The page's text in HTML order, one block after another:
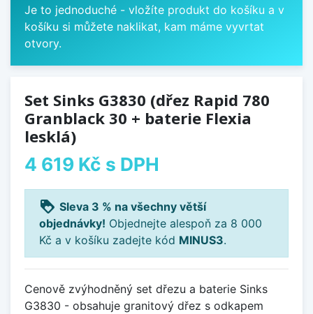
Je to jednoduché - vložíte produkt do košíku a v
košíku si můžete naklikat, kam máme vyvrtat
otvory.
Set Sinks G3830 (dřez Rapid 780
Granblack 30 + baterie Flexia
lesklá)
4 619 Kč s DPH
loyalty Sleva 3 % na všechny větší
objednávky! Objednejte alespoň za 8 000
Kč a v košíku zadejte kód MINUS3.
Cenově zvýhodněný set dřezu a baterie Sinks
G3830 - obsahuje granitový dřez s odkapem